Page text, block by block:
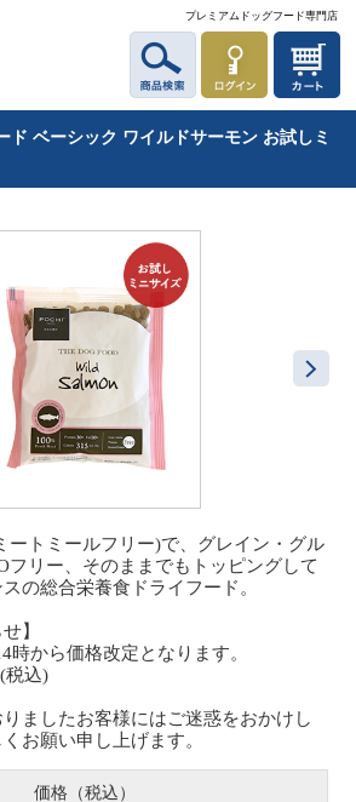
プレミアムドッグフード専門店
ド ベーシック ワイルドサーモン お試しミ
ートミールフリー)で、グレイン・グル
フリー、そのままでもトッピングして
の総合栄養食ドライフード。
】
時から価格改定となります。
税込)
ましたお客様にはご迷惑をおかけし
お願い申し上げます。
価格（税込）